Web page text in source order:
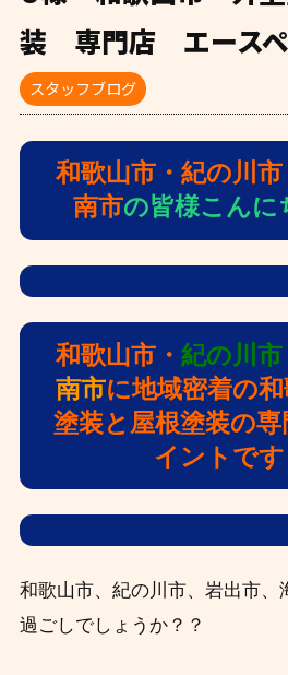
装 専門店 エースペ
スタッフブログ
和歌山市・紀の川
南市の皆様こん
和歌山市・ 紀の川市
南市に地域密着の
塗装と屋根塗装の
イントです
和歌山市、紀の川市、岩出市、
過ごしでしょうか？？